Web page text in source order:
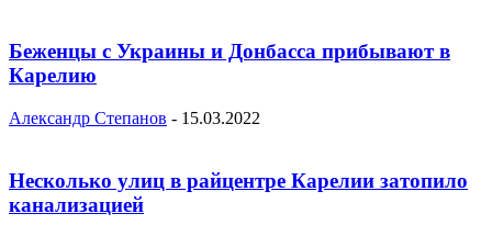
Беженцы с Украины и Донбасса прибывают в
Карелию
Александр Степанов - 15.03.2022
Несколько улиц в райцентре Карелии затопило
канализацией